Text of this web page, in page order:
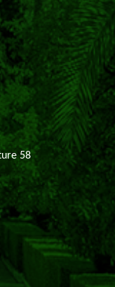
58